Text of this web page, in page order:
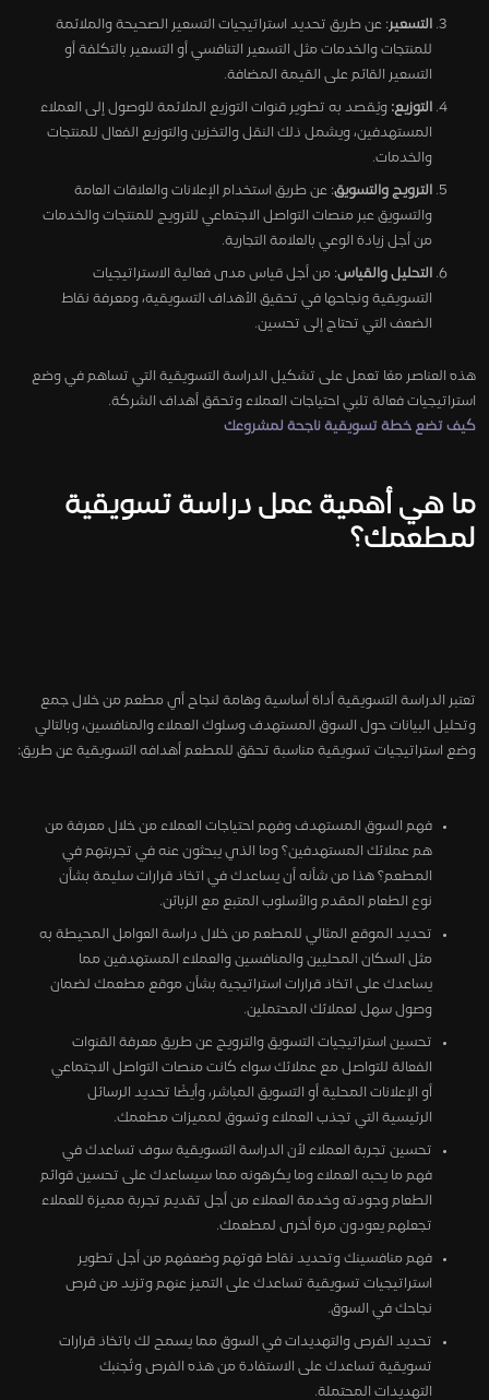
التسعير: عن طريق تحديد استراتيجيات التسعير الصحيحة والملائمة
للمنتجات والخدمات مثل التسعير التنافسي أو التسعير بالتكلفة أو
التسعير القائم على القيمة المضافة.
التوزيع: ويُقصد به تطوير قنوات التوزيع الملائمة للوصول إلى العملاء
المستهدفين، ويشمل ذلك النقل والتخزين والتوزيع الفعال للمنتجات
والخدمات.
الترويج والتسويق: عن طريق استخدام الإعلانات والعلاقات العامة
والتسويق عبر منصات التواصل الاجتماعي للترويج للمنتجات والخدمات
من أجل زيادة الوعي بالعلامة التجارية.
التحليل والقياس: من أجل قياس مدى فعالية الاستراتيجيات
التسويقية ونجاحها في تحقيق الأهداف التسويقية، ومعرفة نقاط
الضعف التي تحتاج إلى تحسين.
هذه العناصر معًا تعمل على تشكيل الدراسة التسويقية التي تساهم في وضع
استراتيجيات فعالة تلبي احتياجات العملاء وتحقق أهداف الشركة.
كيف تضع خطة تسويقية ناجحة لمشروعك
ما هي أهمية عمل دراسة تسويقية
لمطعمك؟
تعتبر الدراسة التسويقية أداة أساسية وهامة لنجاح أي مطعم من خلال جمع
وتحليل البيانات حول السوق المستهدف وسلوك العملاء والمنافسين، وبالتالي
وضع استراتيجيات تسويقية مناسبة تحقق للمطعم أهدافه التسويقية عن طريق:
فهم السوق المستهدف وفهم احتياجات العملاء من خلال معرفة من
هم عملائك المستهدفين؟ وما الذي يبحثون عنه في تجربتهم في
المطعم؟ هذا من شأنه أن يساعدك في اتخاذ قرارات سليمة بشأن
نوع الطعام المقدم والأسلوب المتبع مع الزبائن.
تحديد الموقع المثالي للمطعم من خلال دراسة العوامل المحيطة به
مثل السكان المحليين والمنافسين والعملاء المستهدفين مما
يساعدك على اتخاذ قرارات استراتيجية بشأن موقع مطعمك لضمان
وصول سهل لعملائك المحتملين.
تحسين استراتيجيات التسويق والترويج عن طريق معرفة القنوات
الفعالة للتواصل مع عملائك سواء كانت منصات التواصل الاجتماعي
أو الإعلانات المحلية أو التسويق المباشر، وأيضًا تحديد الرسائل
الرئيسية التي تجذب العملاء وتسوق لمميزات مطعمك.
تحسين تجربة العملاء لأن الدراسة التسويقية سوف تساعدك في
فهم ما يحبه العملاء وما يكرهونه مما سيساعدك على تحسين قوائم
الطعام وجودته وخدمة العملاء من أجل تقديم تجربة مميزة للعملاء
تجعلهم يعودون مرة أخرى لمطعمك.
فهم منافسينك وتحديد نقاط قوتهم وضعفهم من أجل تطوير
استراتيجيات تسويقية تساعدك على التميز عنهم وتزيد من فرص
نجاحك في السوق.
تحديد الفرص والتهديدات في السوق مما يسمح لك باتخاذ قرارات
تسويقية تساعدك على الاستفادة من هذه الفرص وتُجنبك
التهديدات المحتملة.